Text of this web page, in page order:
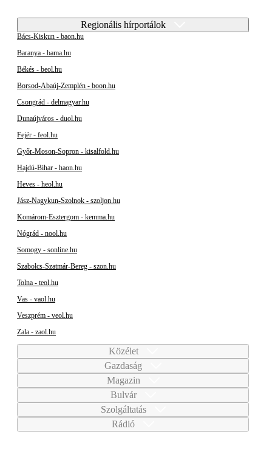
Regionális hírportálok
Bács-Kiskun - baon.hu
Baranya - bama.hu
Békés - beol.hu
Borsod-Abaúj-Zemplén - boon.hu
Csongrád - delmagyar.hu
Dunaújváros - duol.hu
Fejér - feol.hu
Győr-Moson-Sopron - kisalfold.hu
Hajdú-Bihar - haon.hu
Heves - heol.hu
Jász-Nagykun-Szolnok - szoljon.hu
Komárom-Esztergom - kemma.hu
Nógrád - nool.hu
Somogy - sonline.hu
Szabolcs-Szatmár-Bereg - szon.hu
Tolna - teol.hu
Vas - vaol.hu
Veszprém - veol.hu
Zala - zaol.hu
Közélet
Gazdaság
Magazin
Bulvár
Szolgáltatás
Rádió